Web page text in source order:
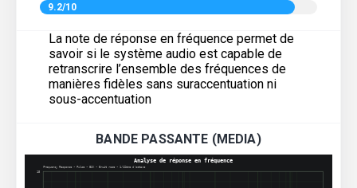
9.2/10
La note de réponse en fréquence permet de
savoir si le système audio est capable de
retranscrire l’ensemble des fréquences de
manières fidèles sans suraccentuation ni
sous-accentuation
BANDE PASSANTE (MEDIA)